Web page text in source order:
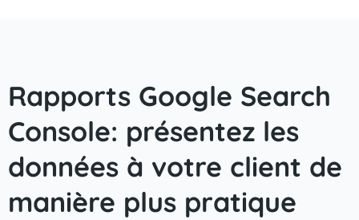
Rapports Google Search
Console: présentez les
données à votre client de
manière plus pratique